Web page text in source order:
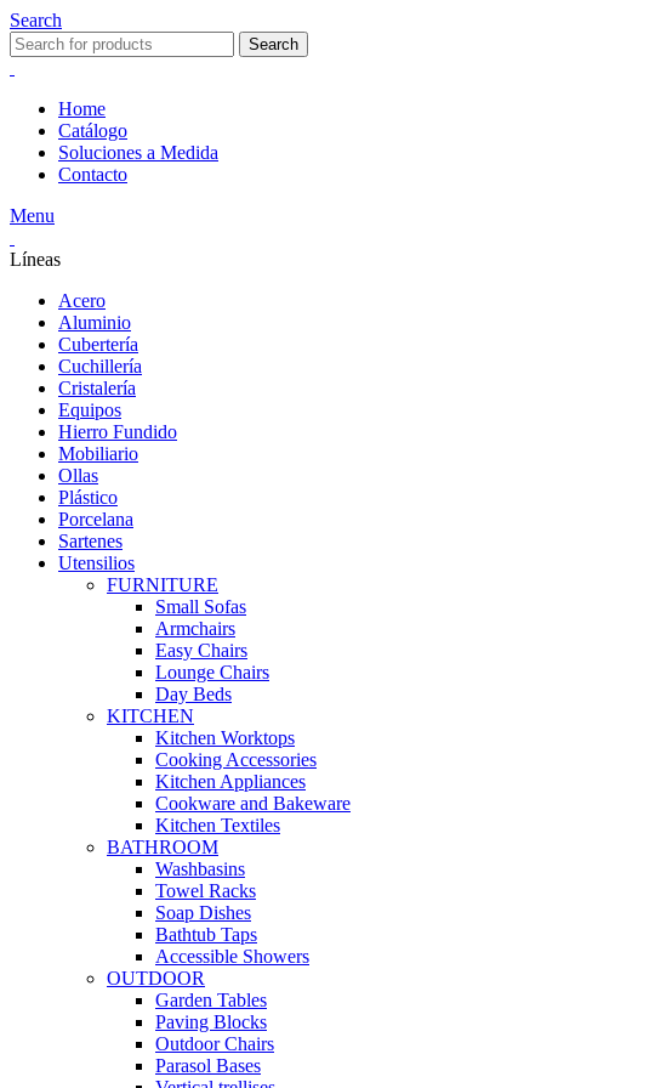
Search
Search
Home
Catálogo
Soluciones a Medida
Contacto
Menu
Líneas
Acero
Aluminio
Cubertería
Cuchillería
Cristalería
Equipos
Hierro Fundido
Mobiliario
Ollas
Plástico
Porcelana
Sartenes
Utensilios
FURNITURE
Small Sofas
Armchairs
Easy Chairs
Lounge Chairs
Day Beds
KITCHEN
Kitchen Worktops
Cooking Accessories
Kitchen Appliances
Cookware and Bakeware
Kitchen Textiles
BATHROOM
Washbasins
Towel Racks
Soap Dishes
Bathtub Taps
Accessible Showers
OUTDOOR
Garden Tables
Paving Blocks
Outdoor Chairs
Parasol Bases